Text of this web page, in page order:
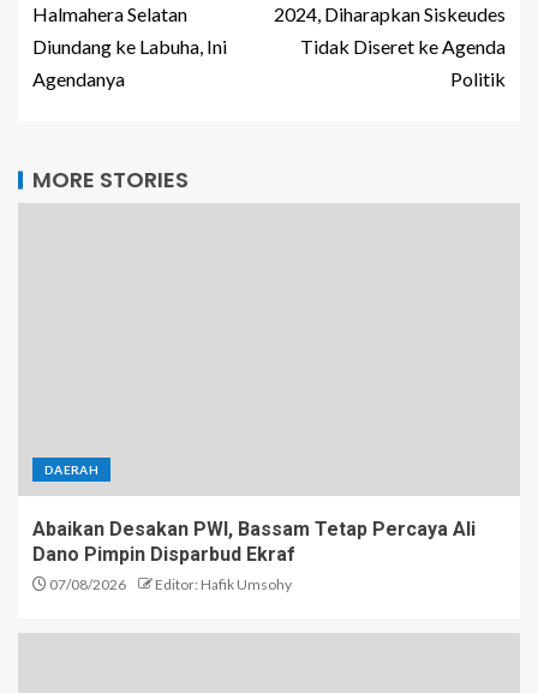
Halmahera Selatan
Diundang ke Labuha, Ini
Agendanya
2024, Diharapkan Siskeudes
Tidak Diseret ke Agenda
Politik
MORE STORIES
DAERAH
Abaikan Desakan PWI, Bassam Tetap Percaya Ali
Dano Pimpin Disparbud Ekraf
07/08/2026 Editor: Hafik Umsohy